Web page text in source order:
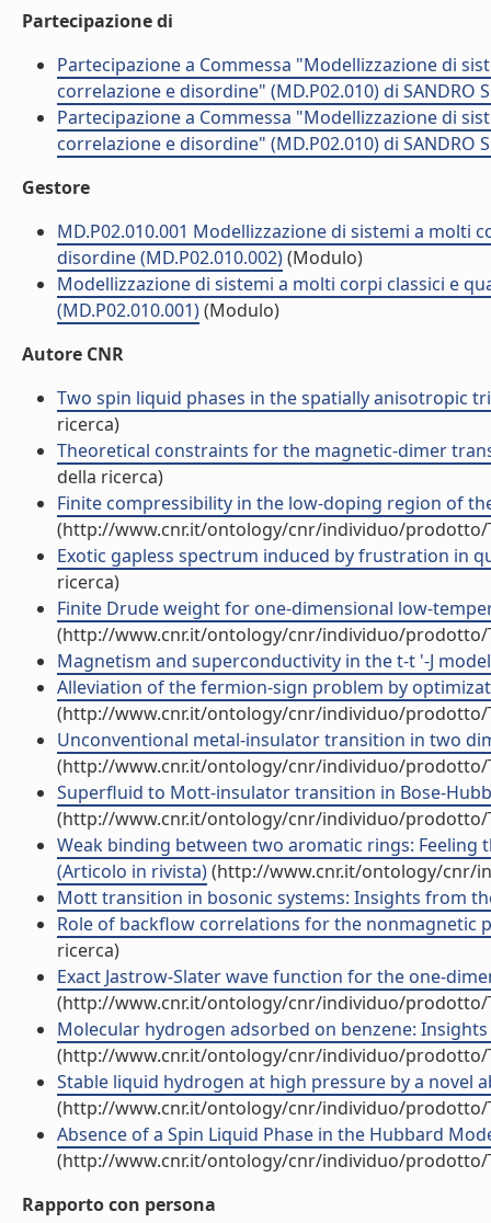
Partecipazione di
Partecipazione a Commessa "Modellizzazione di
correlazione e disordine" (MD.P02.010) di SANDRO
Partecipazione a Commessa "Modellizzazione di
correlazione e disordine" (MD.P02.010) di SANDRO
Gestore
MD.P02.010.001 Modellizzazione di sistemi a
disordine (MD.P02.010.002)(Modulo)
Modellizzazione di sistemi a molti corpi classici e
(MD.P02.010.001)(Modulo)
Autore CNR
Two spin liquid phases in the spatially anisotropic
ricerca)
Theoretical constraints for the magnetic-dimer
della ricerca)
Finite compressibility in the low-doping region of
(http://www.cnr.it/ontology/cnr/individuo/prodotto/
Exotic gapless spectrum induced by frustration in
ricerca)
Finite Drude weight for one-dimensional low-
(http://www.cnr.it/ontology/cnr/individuo/prodotto/
Magnetism and superconductivity in the t-t '-J
Alleviation of the fermion-sign problem by
(http://www.cnr.it/ontology/cnr/individuo/prodotto/
Unconventional metal-insulator transition in two
(http://www.cnr.it/ontology/cnr/individuo/prodotto/
Superfluid to Mott-insulator transition in Bose-
(http://www.cnr.it/ontology/cnr/individuo/prodotto/
Weak binding between two aromatic rings:
(Articolo in rivista)(http://www.cnr.it/ontology/cnr/
Mott transition in bosonic systems: Insights from
Role of backflow correlations for the nonmagnetic
ricerca)
Exact Jastrow-Slater wave function for the one-
(http://www.cnr.it/ontology/cnr/individuo/prodotto/
Molecular hydrogen adsorbed on benzene:
(http://www.cnr.it/ontology/cnr/individuo/prodotto/
Stable liquid hydrogen at high pressure by a novel
(http://www.cnr.it/ontology/cnr/individuo/prodotto/
Absence of a Spin Liquid Phase in the Hubbard
(http://www.cnr.it/ontology/cnr/individuo/prodotto/
Rapporto con persona